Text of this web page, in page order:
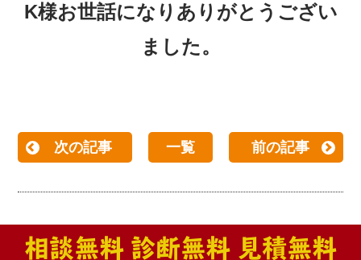
K様お世話になりありがとうござい
ました。
次の記事 一覧 前の記事
相談無料 診断無料 見積無料